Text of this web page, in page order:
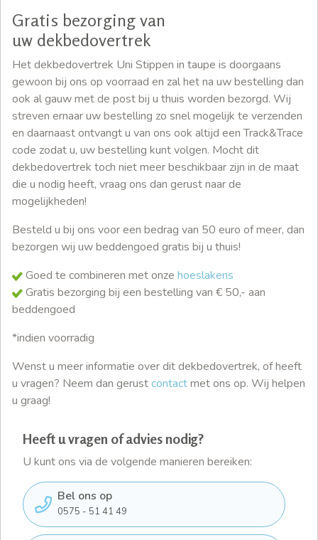
Gratis bezorging van
uw dekbedovertrek
Het dekbedovertrek Uni Stippen in taupe is doorgaans
gewoon bij ons op voorraad en zal het na uw bestelling dan
ook al gauw met de post bij u thuis worden bezorgd. Wij
streven ernaar uw bestelling zo snel mogelijk te verzenden
en daarnaast ontvangt u van ons ook altijd een Track&Trace
code zodat u, uw bestelling kunt volgen. Mocht dit
dekbedovertrek toch niet meer beschikbaar zijn in de maat
die u nodig heeft, vraag ons dan gerust naar de
mogelijkheden!
Besteld u bij ons voor een bedrag van 50 euro of meer, dan
bezorgen wij uw beddengoed gratis bij u thuis!
Goed te combineren met onze hoeslakens
Gratis bezorging bij een bestelling van € 50,- aan
beddengoed
*indien voorradig
Wenst u meer informatie over dit dekbedovertrek, of heeft
u vragen? Neem dan gerustcontactmet ons op. Wij helpen
u graag!
Heeft u vragen of advies nodig?
U kunt ons via de volgende manieren bereiken:
Bel ons op
0575 - 51 41 49